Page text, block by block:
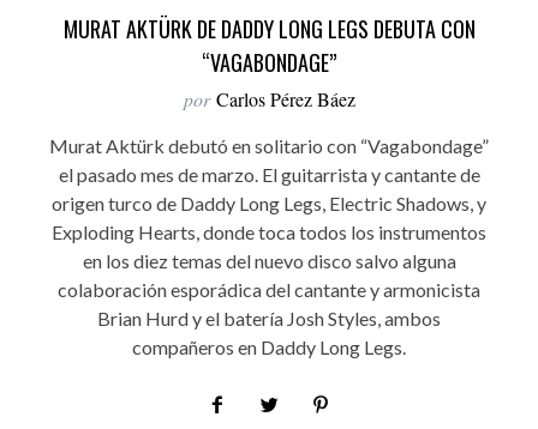
MURAT AKTÜRK DE DADDY LONG LEGS DEBUTA CON
“VAGABONDAGE”
por Carlos Pérez Báez
Murat Aktürk debutó en solitario con “Vagabondage”
el pasado mes de marzo. El guitarrista y cantante de
origen turco de Daddy Long Legs, Electric Shadows, y
Exploding Hearts, donde toca todos los instrumentos
en los diez temas del nuevo disco salvo alguna
colaboración esporádica del cantante y armonicista
Brian Hurd y el batería Josh Styles, ambos
compañeros en Daddy Long Legs.